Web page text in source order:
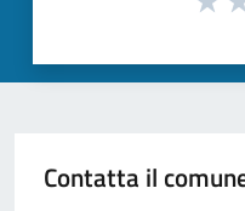
Contatta il